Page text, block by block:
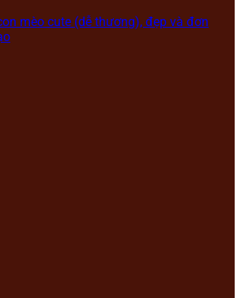
mèo cute (dễ thương), đẹp và đơn